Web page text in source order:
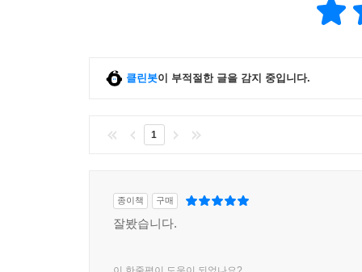
판단이 어려운 경
7 생명 종결의 자율성
원조 받는 자살을 선택할 수 있는 자율성
자살원조에 대한 실용적인 주장
「자살원조 법」에서의 안전판
클린봇이 부적절한 글을 감지 중입니다.
1
종이책 구매
잘봤습니다.